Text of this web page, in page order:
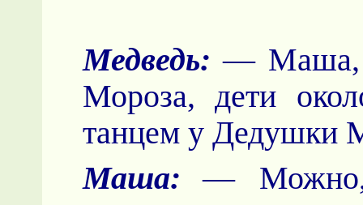
Медведь: — Маша,
Мороза, дети
танцем у Дедушки
Маша:
— Можно,